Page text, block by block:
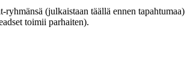
(julkaistaan täällä ennen tapahtumaa)
toimii parhaiten).